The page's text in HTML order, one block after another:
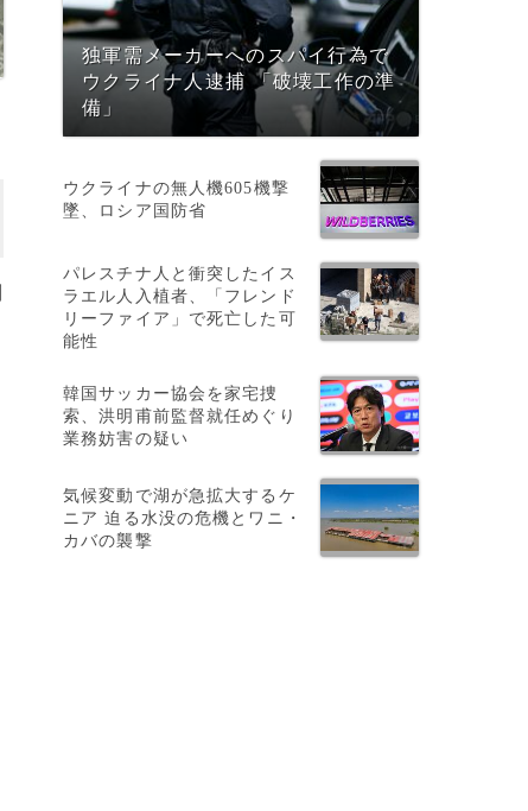
独軍需メーカーへのスパイ行為で
ウクライナ人逮捕 「破壊工作の準
備」
ウクライナの無人機605機撃
墜、ロシア国防省
パレスチナ人と衝突したイス
ラエル人入植者、「フレンド
リーファイア」で死亡した可
能性
韓国サッカー協会を家宅捜
索、洪明甫前監督就任めぐり
業務妨害の疑い
気候変動で湖が急拡大するケ
ニア 迫る水没の危機とワニ・
カバの襲撃